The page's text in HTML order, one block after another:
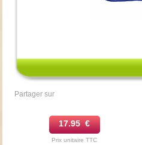
Partager sur
17.95 €
Prix unitaire TTC